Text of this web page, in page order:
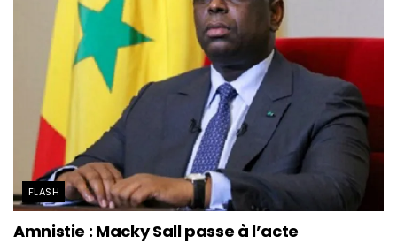
FLASH
Amnistie : Macky Sall passe à l’acte